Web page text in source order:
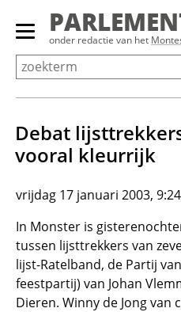
Overslaan
Primair
menu
tonen/verbergen
onder redactie van het
Debat
vooral kleurrijk
vrijdag 17 januari 2003, 9:24
In Monster is
tussen lijsttrekkers van
lijst-Ratelband, de Partij
feestpartij) van Johan
Dieren. Winny de Jong van